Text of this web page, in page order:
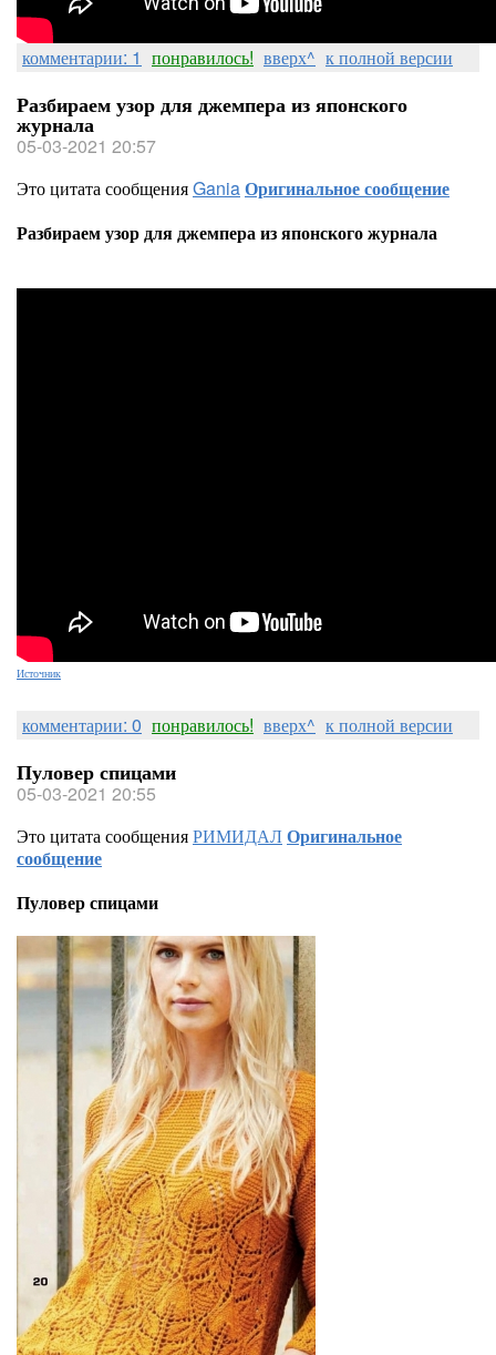
комментарии: 1 понравилось! вверх^ к полной версии
Разбираем узор для джемпера из японского
журнала
05-03-2021 20:57
Это цитата сообщенияGaniaОригинальное сообщение
Разбираем узор для джемпера из японского журнала
Источник
комментарии: 0 понравилось! вверх^ к полной версии
Пуловер спицами
05-03-2021 20:55
Это цитата сообщенияРИМИДАЛОригинальное
сообщение
Пуловер спицами